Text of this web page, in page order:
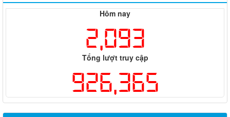
Hôm nay
2,093
Tổng lượt truy cập
926,365